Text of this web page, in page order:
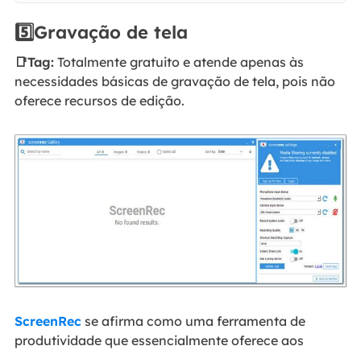
5️⃣Gravação de tela
📑Tag:Totalmente gratuito e atende apenas às
necessidades básicas de gravação de tela, pois não
oferece recursos de edição.
ScreenRecse afirma como uma ferramenta de
produtividade que essencialmente oferece aos